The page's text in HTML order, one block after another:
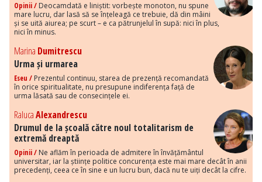
Opinii / Deocamdată e liniștit: vorbește monoton, nu spune
mare lucru, dar lasă să se înțeleagă ce trebuie, dă din mâini
și se uită aiurea; pe scurt – e ca pătrunjelul în supă: nici în plus,
nici în minus.
Marina Dumitrescu
Urma și urmarea
Eseu / Prezentul continuu, starea de prezență recomandată
în orice spiritualitate, nu presupune indiferența față de
urma lăsată sau de consecințele ei.
RalucaAlexandrescu
Drumul de la școală către noul totalitarism de
extremă dreaptă
Opinii / Ne aflăm în perioada de admitere în învățământul
universitar, iar la științe politice concurența este mai mare decât în anii
precedenți, ceea ce în sine e un lucru bun, dacă nu te uiți decât la cifre.